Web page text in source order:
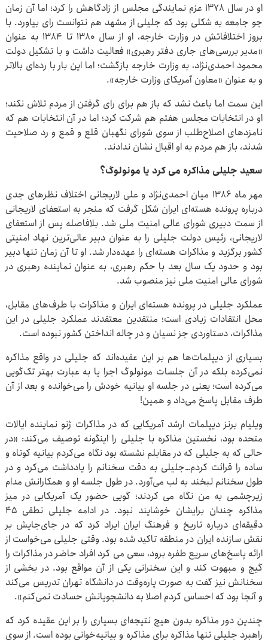
او در سال ۱۳۷۸ عزم نمایندگی مجلس از زادگاهش را کرد؛ اما آن زمان
جو جامعه به شکلی بود که جلیلی از مشهد هم نتوانست رای بیاورد. با
بروز اختلافاتش در وزارت خارجه، او از سال ۱۳۸۰ تا ۱۳۸۴ به عنوان
«مدیر بررسی‌های جاری دفتر رهبری» فعالیت داشت و با تشکیل دولت
محمود احمدی‌نژاد، به وزارت خارجه بازگشت؛ اما این بار با رده‌ای بالاتر
و به عنوان «معاون آمریکای وزارت خارجه».
این سمت اما باعث نشد که باز هم برای رای گرفتن از مردم تلاش نکند؛
او در انتخابات مجلس هفتم هم شرکت کرد؛ اما در آن انتخابات هم که
نامزدهای اصلاح‌طلب از سوی شورای نگهبان قلع و قمع و رد صلاحیت
شدند، باز هم مردم به او اقبال نشان ندادند.
سعید جلیلی مذاکره می کرد یا مونولوگ؟
مهر ماه ۱۳۸۶ میان احمدی‌نژاد و علی لاریجانی اختلاف نظرهای جدی
درباره پرونده هسته‌ای ایران شکل گرفت که منجر به استعفای لاریجانی
از سمت دبیری شورای عالی امنیت ملی شد. بلافاصله پس از استعفای
لاریجانی، رئیس دولت جلیلی را به عنوان دبیر عالی‌ترین نهاد امنیتی
کشور برگزید و مذاکرات هسته‌ای را عهده‌دار شد. او تا آن زمان تنها دبیر
بود و حدود یک سال بعد با حکم رهبری، به عنوان نماینده رهبری در
شورای عالی امنیت ملی نیز منصوب شد.
عملکرد جلیلی در پرونده هسته‌ای ایران و مذاکرات با طرف‌های مقابل،
محل انتقادات زیادی است؛ منتقدین معتقدند عملکرد جلیلی در این
مذاکرات، دستاوردی جز نسیان و در چاله انداختن کشور نبوده است.
بسیاری از دیپلمات‌ها هم بر این عقیده‌اند که جلیلی در واقع مذاکره
نمی‌کرده بلکه در آن جلسات مونولوگ اجرا یا به عبارت بهتر تک‌گویی
می‌کرده است؛ یعنی در جلسه او بیانیه خودش را می‌خوانده و بعد از آن
طرف مقابل پاسخ می‌داد و همین!
ویلیام برنز دیپلمات ارشد آمریکایی که در مذاکرات ژنو نماینده ایالات
متحده بود، نخستین مذاکره با جلیلی را اینگونه توصیف می‌کند: «در
حالی که به جلیلی که در مقابلم نشسته بود نگاه می‌کردم بیانیه کوتاه و
ساده را قرائت کردم…جلیلی به دقت سخنانم را یادداشت می‌کرد و در
طول سخنانم لبخند به لب می‌آورد. در طول جلسه او و همکارانش مدام
زیرچشمی به من نگاه می کردند؛ گویی حضور یک آمریکایی در میز
مذاکره چندان برایشان خوشایند نبود. در ادامه جلیلی نطقی ۴۵
دقیقه‌ای درباره تاریخ و فرهنگ ایران ایراد کرد که در جای‌جایش بر
نقش سازنده ایران در منطقه تاکید شده بود. وقتی جلیلی می‌خواست از
ارائه پاسخ‌های سریع طفره برود، سعی می کرد افراد حاضر در مذاکرات را
گیج و مبهوت کند و این سخنرانی یکی از آن مواقع بود. در بخشی از
سخنانش نیز گفت به صورت پاره‌وقت در دانشگاه تهران تدریس می‌کند
و آنجا بود که احساس کردم اصلا به دانشجویانش حسادت نمی‌کنم».
چندین دور مذاکره بدون هیچ نتیجه‌ای بسیاری را بر این عقیده کرد که
راهبرد جلیلی تنها مذاکره برای مذاکره و بیانیه‌خوانی بوده است. از سوی